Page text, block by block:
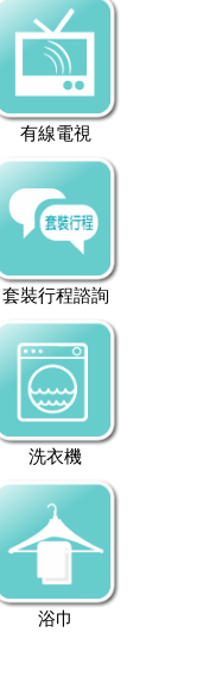
有線電視
套裝行程諮詢
洗衣機
浴巾